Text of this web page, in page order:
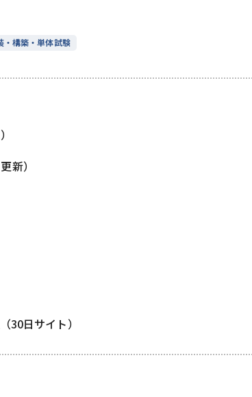
・構築・単体試験
新）
30日サイト）